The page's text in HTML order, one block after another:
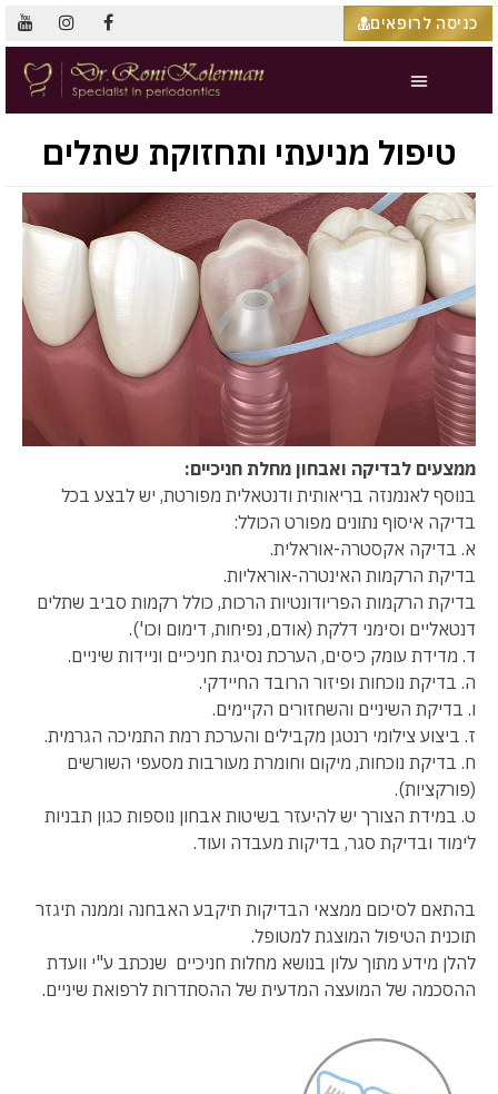
כניסה לרופאים
טיפול מניעתי ותחזוקת שתלים
ממצעים לבדיקה ואבחון מחלת חניכיים:
בנוסף לאנמנזה בריאותית ודנטאלית מפורטת, יש לבצע בכל
בדיקה איסוף נתונים מפורט הכולל:
א. בדיקה אקסטרה-אוראלית.
בדיקת הרקמות האינטרה-אוראליות.
בדיקת הרקמות הפריודונטיות הרכות, כולל רקמות סביב שתלים
דנטאליים וסימני דלקת (אודם, נפיחות, דימום וכו').
ד. מדידת עומק כיסים, הערכת נסיגת חניכיים וניידות שיניים.
ה. בדיקת נוכחות ופיזור הרובד החיידקי.
ו. בדיקת השיניים והשחזורים הקיימים.
ז. ביצוע צילומי רנטגן מקבילים והערכת רמת התמיכה הגרמית.
ח. בדיקת נוכחות, מיקום וחומרת מעורבות מסעפי השורשים
(פורקציות).
ט. במידת הצורך יש להיעזר בשיטות אבחון נוספות כגון תבניות
לימוד ובדיקת סגר, בדיקות מעבדה ועוד.
בהתאם לסיכום ממצאי הבדיקות תיקבע האבחנה וממנה תיגזר
תוכנית הטיפול המוצגת למטופל.
להלן מידע מתוך עלון בנושא מחלות חניכיים שנכתב ע"י וועדת
ההסכמה של המועצה המדעית של ההסתדרות לרפואת שיניים.